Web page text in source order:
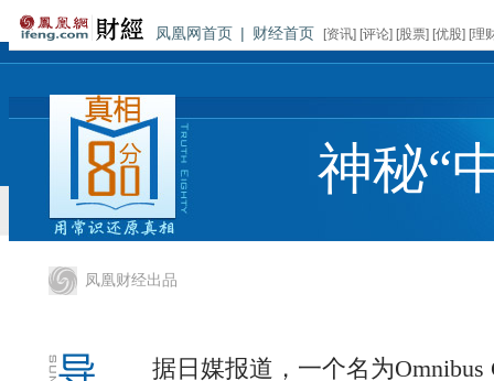
凤凰网首页 | 财经首页 [资讯] [评论] [股票] [优股] [理
神秘“
凤凰财经出品
据日媒报道，一个名为Omnibus